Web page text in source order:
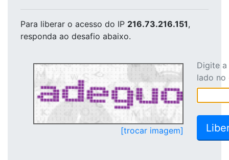
Para liberar o acesso do IP 216.73.216.151,
responda ao desafio abaixo.
[trocar imagem]
Digite
lado no